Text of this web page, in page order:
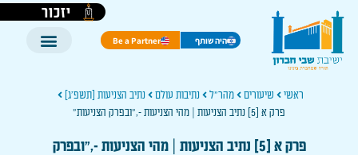
יזכור
היה שותף Be a Partner
ראשי שיעורים מהר"ל נתיבות עולם
נתיב הצניעות [תשפ'ג]
פרק א [5] נתיב הצניעות | מהי הצניעות -,"ובפרק הצניעות"
פרק א [5] נתיב הצניעות | מהי הצניעות -,"ובפרק